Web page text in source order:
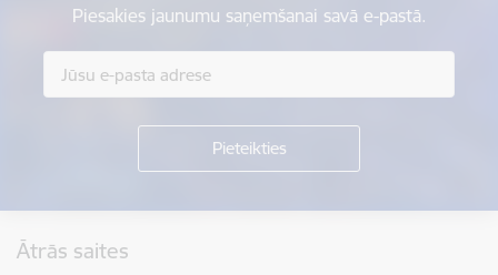
Piesakies jaunumu saņemšanai savā e-pastā.
Ātrās saites